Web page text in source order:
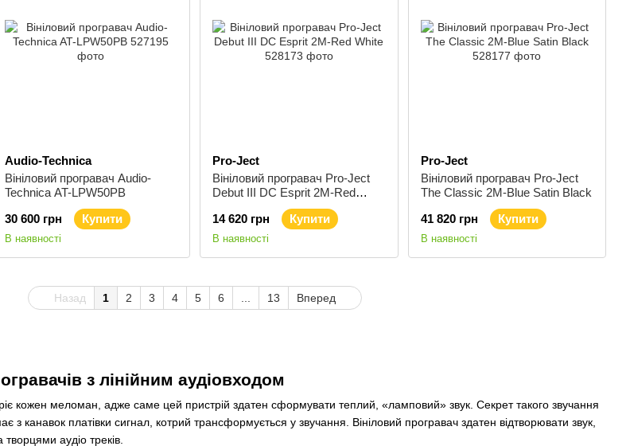
з лінійним аудіовходом
кожен меломан, адже саме цей пристрій здатен сформувати теплий, «ламповий» звук. Секрет такого звучання
з канавок платівки сигнал, котрий трансформується у звучання. Вініловий програвач здатен відтворювати звук,
аудіо треків.
Audio-Technica
Вініловий програвач Audio-
Technica AT-LPW50PB
30 600 грн
Купити
В наявності
Pro-Ject
Вініловий програвач Pro-Ject
Debut III DC Esprit 2M-Red
14 620 грн
Купити
В наявності
Pro-Ject
Вініловий програвач Pro-Ject
The Classic 2M-Blue Satin Black
41 820 грн
Купити
В наявності
Назад 1 2 3 4 5 6 13 Вперед